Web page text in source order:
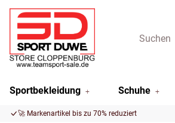
Sportbekleidung Schuhe
🚀 Markenartikel bis zu 70% reduziert